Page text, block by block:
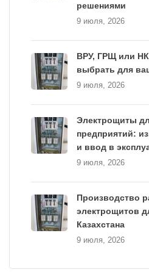
решениями
9 июля, 2026
ВРУ, ГРЩ или
выбрать для
9 июля, 2026
Электрощиты
предприятий:
и ввод в
9 июля, 2026
Производство
электрощитов
Казахстана
9 июля, 2026